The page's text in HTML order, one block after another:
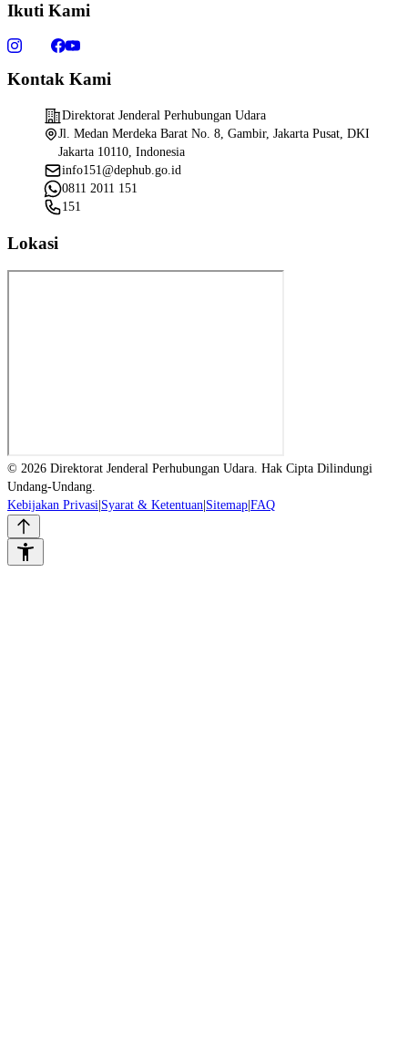
Ikuti Kami
Kontak Kami
Direktorat Jenderal Perhubungan Udara
Jl. Medan Merdeka Barat No. 8, Gambir, Jakarta Pusat, DKI
Jakarta 10110, Indonesia
info151@dephub.go.id
0811 2011 151
151
Lokasi
© 2026 Direktorat Jenderal Perhubungan Udara. Hak Cipta Dilindungi
Undang-Undang.
Kebijakan Privasi Syarat & Ketentuan Sitemap FAQ